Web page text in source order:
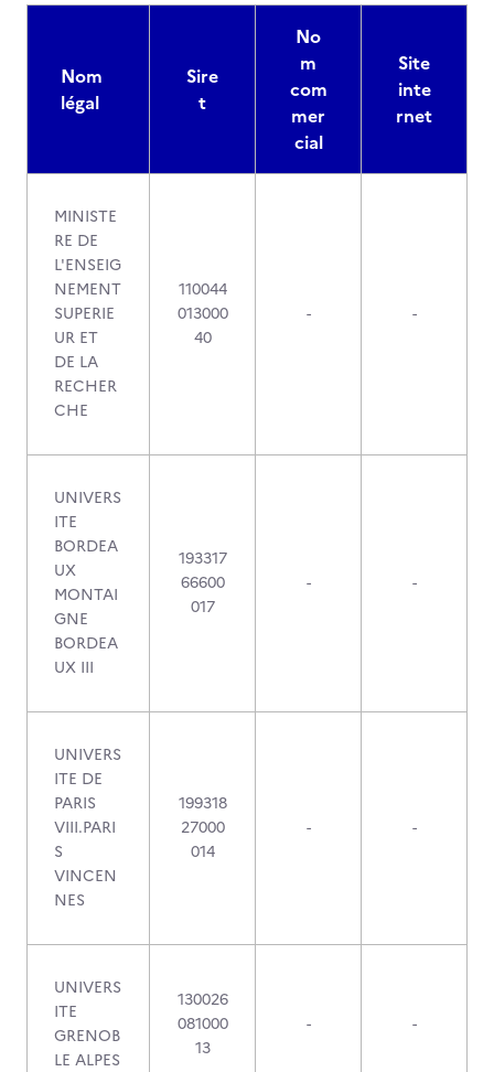
Nom
légal
Sire
t
No
m
com
mer
cial
Site
inte
rnet
MINISTE
RE DE
L'ENSEIG
NEMENT
SUPERIE
UR ET
DE LA
RECHER
CHE
110044
013000
40
- -
UNIVERS
ITE
BORDEA
UX
MONTAI
GNE
BORDEA
UX III
193317
66600
017
- -
UNIVERS
ITE DE
PARIS
VIII.PARI
S
VINCEN
NES
199318
27000
014
- -
UNIVERS
ITE
GRENOB
LE ALPES
130026
081000
13
- -